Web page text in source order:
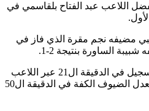
اللاعب عبد الفتاح بلقاسمي في
مضيفه نجم مقرة الذي فاز في
الساورة بنتيجة 2-1.
وافتتح أصحاب الضيافة باب التسجيل في الدقيقة ال21 عبر اللاعب
عبد السلام بوشوارب، قبل أن يعدل الضيوف الكفة في الدقيقة ال50